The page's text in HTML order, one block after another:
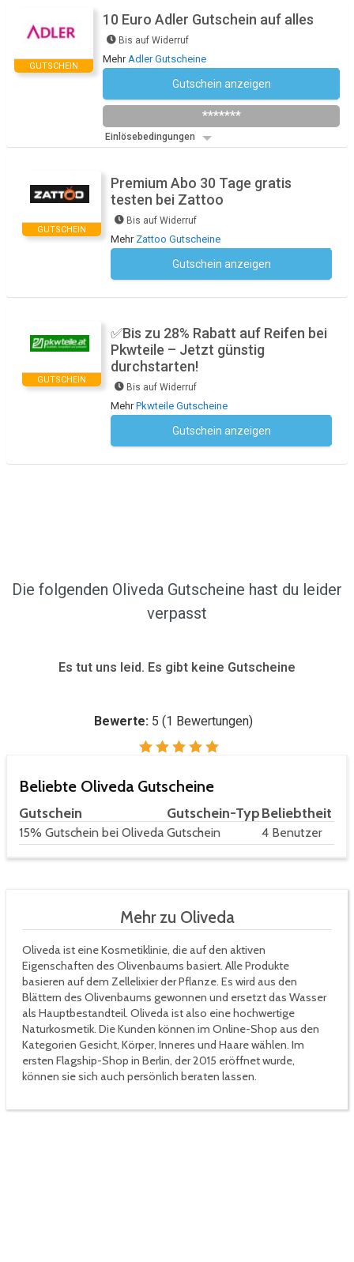
GUTSCHEIN
10 Euro Adler Gutschein auf alles
Bis auf Widerruf
MehrAdler Gutscheine
Gutschein anzeigen
*******
Einlösebedingungen
GUTSCHEIN
Premium Abo 30 Tage gratis
testen bei Zattoo
Bis auf Widerruf
Mehr Zattoo Gutscheine
Gutschein anzeigen
GUTSCHEIN
✅Bis zu 28% Rabatt auf Reifen bei
Pkwteile – Jetzt günstig
durchstarten!
Bis auf Widerruf
MehrPkwteile Gutscheine
Gutschein anzeigen
Die folgenden Oliveda Gutscheine hast du leider
verpasst
Es tut uns leid. Es gibt keine Gutscheine
Bewerte: 5 (1 Bewertungen)
Beliebte Oliveda Gutscheine
Gutschein Gutschein-TypBeliebtheit
15% Gutschein bei Oliveda Gutschein 4 Benutzer
Mehr zu Oliveda
Oliveda ist eine Kosmetiklinie, die auf den aktiven
Eigenschaften des Olivenbaums basiert. Alle Produkte
basieren auf dem Zellelixier der Pflanze. Es wird aus den
Blättern des Olivenbaums gewonnen und ersetzt das Wasser
als Hauptbestandteil. Oliveda ist also eine hochwertige
Naturkosmetik. Die Kunden können im Online-Shop aus den
Kategorien Gesicht, Körper, Inneres und Haare wählen. Im
ersten Flagship-Shop in Berlin, der 2015 eröffnet wurde,
können sie sich auch persönlich beraten lassen.